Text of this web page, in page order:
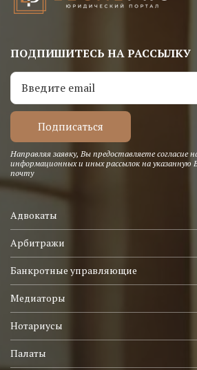
ПОДПИШИТЕСЬ НА РАССЫЛКУ
Направляя заявку, Вы предоставляете согласие
информационных и иных рассылок на указанную
почту
Адвокаты
Арбитражи
Банкротные управляющие
Медиаторы
Нотариусы
Палаты